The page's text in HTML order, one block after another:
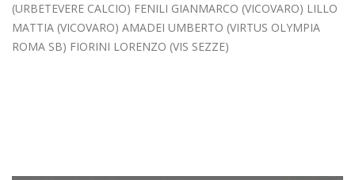
(URBETEVERE CALCIO) FENILI GIANMARCO (VICOVARO) LILLO
MATTIA (VICOVARO) AMADEI UMBERTO (VIRTUS OLYMPIA
ROMA SB) FIORINI LORENZO (VIS SEZZE)